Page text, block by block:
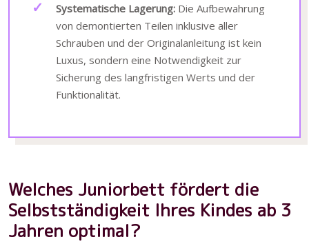
Systematische Lagerung: Die Aufbewahrung
von demontierten Teilen inklusive aller
Schrauben und der Originalanleitung ist kein
Luxus, sondern eine Notwendigkeit zur
Sicherung des langfristigen Werts und der
Funktionalität.
Welches Juniorbett fördert die
Selbstständigkeit Ihres Kindes ab 3
Jahren optimal?